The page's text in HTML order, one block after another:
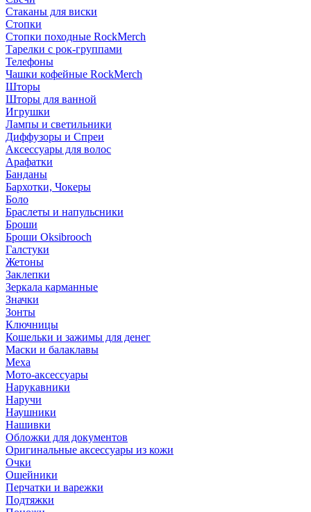
Стаканы для виски
Стопки
Стопки походные RockMerch
Тарелки с рок-группами
Телефоны
Чашки кофейные RockMerch
Шторы
Шторы для ванной
Игрушки
Лампы и светильники
Диффузоры и Спреи
Аксессуары для волос
Арафатки
Банданы
Бархотки, Чокеры
Боло
Браслеты и напульсники
Броши
Броши Oksibrooch
Галстуки
Жетоны
Заклепки
Зеркала карманные
Значки
Зонты
Ключницы
Кошельки и зажимы для денег
Маски и балаклавы
Меха
Мото-аксессуары
Нарукавники
Наручи
Наушники
Нашивки
Обложки для документов
Оригинальные аксессуары из кожи
Очки
Ошейники
Перчатки и варежки
Подтяжки